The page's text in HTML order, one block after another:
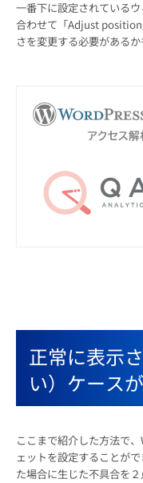
一番下に設定されている
合わせて「Adjust
さを変更する必要があるか
正常に表示
い）ケース
ここまで紹介した方法で
ェットを設定することが
た場合に生じた不具合を２